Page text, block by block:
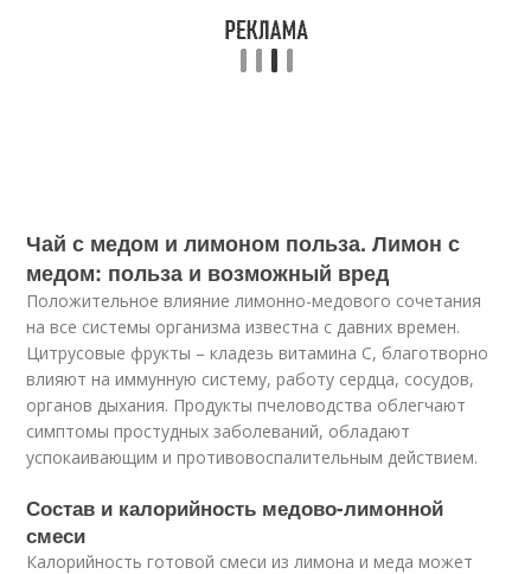
Чай с медом и лимоном польза. Лимон с
медом: польза и возможный вред
Положительное влияние лимонно-медового сочетания
на все системы организма известна с давних времен.
Цитрусовые фрукты – кладезь витамина C, благотворно
влияют на иммунную систему, работу сердца, сосудов,
органов дыхания. Продукты пчеловодства облегчают
симптомы простудных заболеваний, обладают
успокаивающим и противовоспалительным действием.
Состав и калорийность медово-лимонной
смеси
Калорийность готовой смеси из лимона и меда может